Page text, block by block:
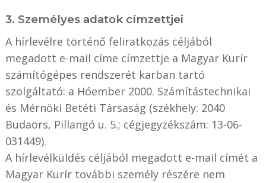
3. Személyes adatok címzettjei
A hírlevélre történő feliratkozás céljából
megadott e-mail címe címzettje a Magyar Kurír
számítógépes rendszerét karban tartó
szolgáltató: a Hóember 2000. Számítástechnikai
és Mérnöki Betéti Társaság (székhely: 2040
Budaörs, Pillangó u. 5.; cégjegyzékszám: 13-06-
031449).
A hírlevélküldés céljából megadott e-mail címét a
Magyar Kurír további személy részére nem